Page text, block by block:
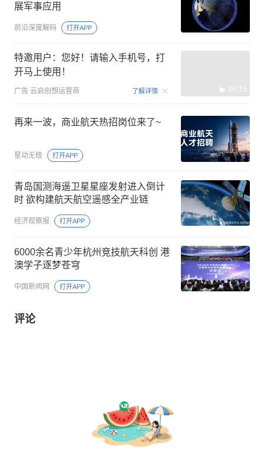
展军事应用
前沿深度解码 打开APP
特邀用户：您好！请输入手机号，打
开马上使用！
广告 云启创想运营商 了解详情 00:15
再来一波，商业航天热招岗位来了~
星动无极 打开APP
青岛国测海遥卫星星座发射进入倒计
时 欲构建航天航空遥感全产业链
经济观察报 打开APP
6000余名青少年杭州竞技航天科创 港
澳学子逐梦苍穹
中国新闻网 打开APP
评论